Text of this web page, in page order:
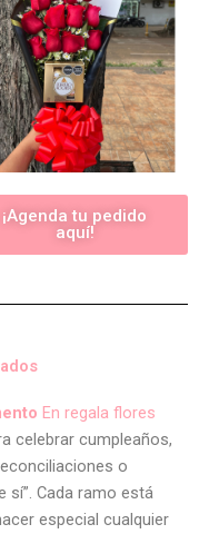
¡Agenda tu pedido
aquí!
En regala flores
celebrar cumpleaños,
o
sí”. Cada ramo está
especial cualquier